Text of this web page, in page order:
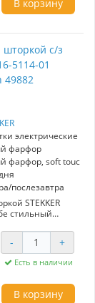
горение, что
установки,
В при токе 10A,
для
Стильные
garantируют
не
В корзину
шторкой с/з
5114-01
49882
электрические
фарфор
фарфор, soft touch
послезавтра
STEKKER
стильный
эксплуатации.
внешний вид,
интерьер.
и дизайн.
- +
Есть в наличии
В корзину